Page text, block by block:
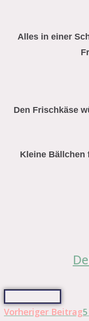
Alles in einer
Den Frischkäse
Kleine Bällchen
Weitere
Vorheriger Beitrag